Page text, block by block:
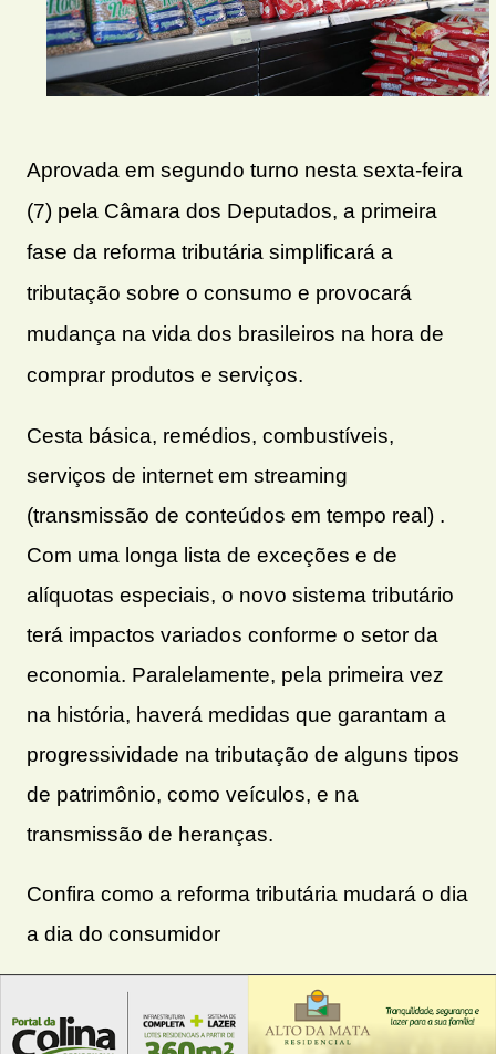
Aprovada em segundo turno nesta sexta-feira
(7) pela Câmara dos Deputados, a primeira
fase da reforma tributária simplificará a
tributação sobre o consumo e provocará
mudança na vida dos brasileiros na hora de
comprar produtos e serviços.
Cesta básica, remédios, combustíveis,
serviços de internet em streaming
(transmissão de conteúdos em tempo real) .
Com uma longa lista de exceções e de
alíquotas especiais, o novo sistema tributário
terá impactos variados conforme o setor da
economia. Paralelamente, pela primeira vez
na história, haverá medidas que garantam a
progressividade na tributação de alguns tipos
de patrimônio, como veículos, e na
transmissão de heranças.
Confira como a reforma tributária mudará o dia
a dia do consumidor